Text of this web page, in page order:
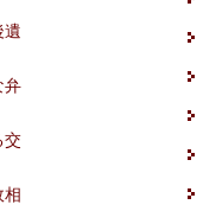
遺
弁
交
相